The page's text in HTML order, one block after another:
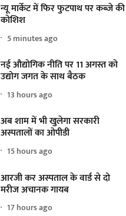
न्यू मार्केट में फिर फुटपाथ पर कब्जे की
कोशिश
5 minutes ago
नई औद्योगिक नीति पर 11 अगस्त को
उद्योग जगत के साथ बैठक
13 hours ago
अब शाम में भी खुलेगा सरकारी
अस्पतालों का ओपीडी
15 hours ago
आरजी कर अस्पताल के वार्ड से दो
मरीज अचानक गायब
17 hours ago